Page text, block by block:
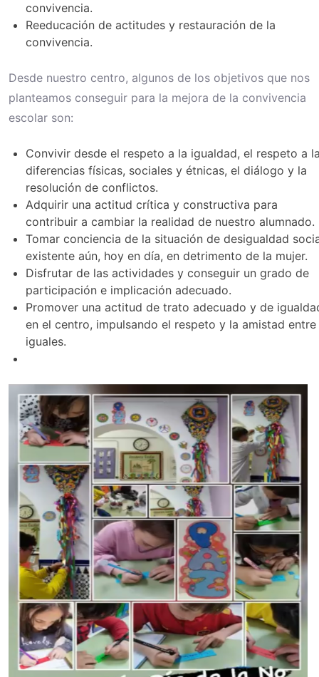
convivencia.
Reeducación de actitudes y restauración de la
convivencia.
Desde nuestro centro, algunos de los objetivos que nos
planteamos conseguir para la mejora de la convivencia
escolar son:
Convivir desde el respeto a la igualdad, el respeto a
diferencias físicas, sociales y étnicas, el diálogo y la
resolución de conflictos.
Adquirir una actitud crítica y constructiva para
contribuir a cambiar la realidad de nuestro alumnado.
Tomar conciencia de la situación de desigualdad
existente aún, hoy en día, en detrimento de la mujer.
Disfrutar de las actividades y conseguir un grado de
participación e implicación adecuado.
Promover una actitud de trato adecuado y de
en el centro, impulsando el respeto y la amistad entre
iguales.